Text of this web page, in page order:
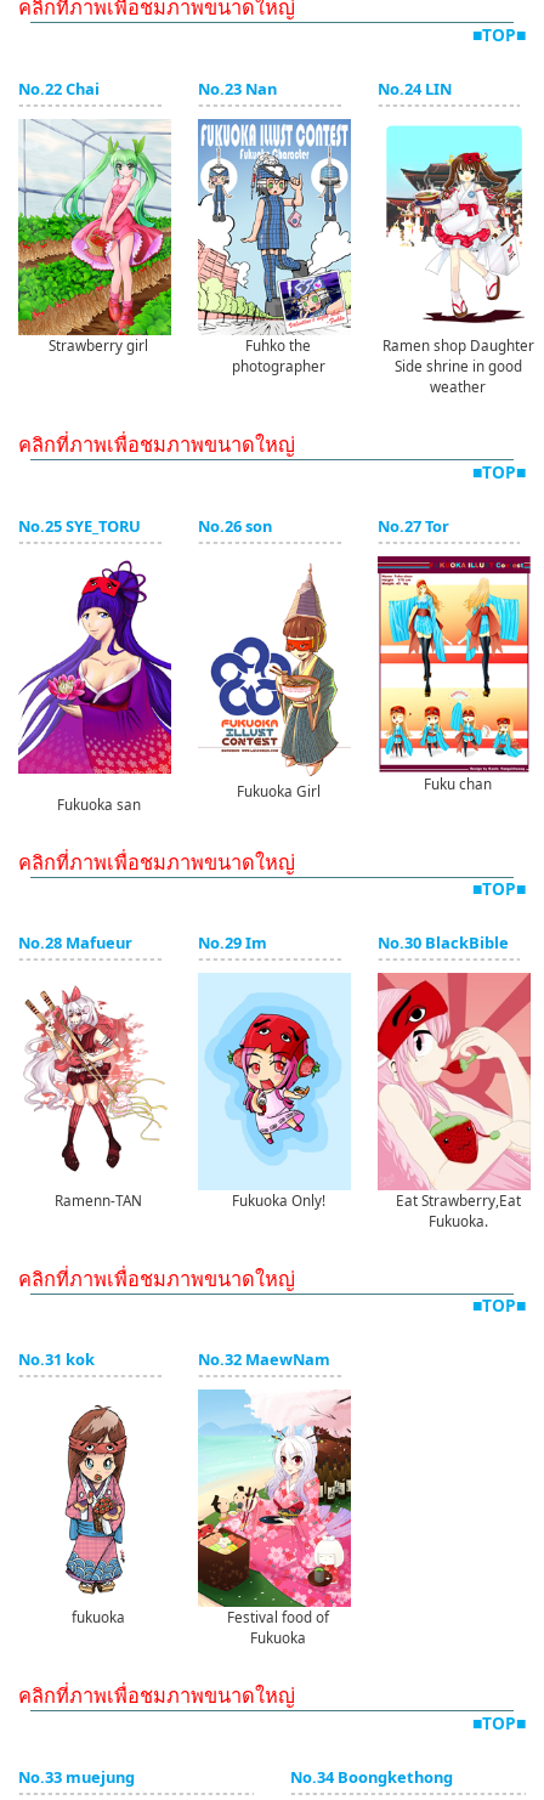
คลิกที่ภาพเพื่อชมภาพขนาดใหญ่
■TOP■
No.22 Chai
Strawberry girl
No.23 Nan
Fuhko the
photographer
No.24 LIN
Ramen shop Daughter
Side shrine in good
weather
คลิกที่ภาพเพื่อชมภาพขนาดใหญ่
■TOP■
No.25 SYE_TORU
Fukuoka san
No.26 son
Fukuoka Girl
No.27 Tor
Fuku chan
คลิกที่ภาพเพื่อชมภาพขนาดใหญ่
■TOP■
No.28 Mafueur
Ramenn-TAN
No.29 Im
Fukuoka Only!
No.30 BlackBible
Eat Strawberry,Eat
Fukuoka.
คลิกที่ภาพเพื่อชมภาพขนาดใหญ่
■TOP■
No.31 kok
fukuoka
No.32 MaewNam
Festival food of
Fukuoka
คลิกที่ภาพเพื่อชมภาพขนาดใหญ่
■TOP■
No.33 muejung No.34 Boongkethong